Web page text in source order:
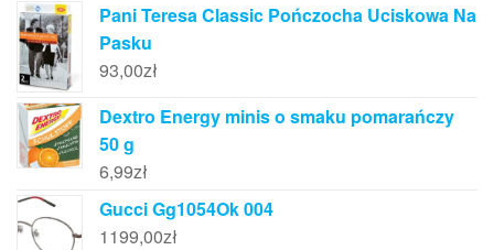
Pani Teresa Classic Pończocha Uciskowa Na
Pasku
93,00zł
Dextro Energy minis o smaku pomarańczy
50 g
6,99zł
Gucci Gg1054Ok 004
1199,00zł